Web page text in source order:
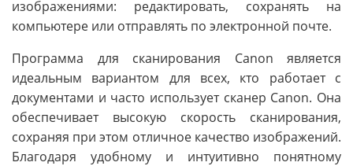
изображениями: редактировать, сохранять на
компьютере или отправлять по электронной почте.
Программа для сканирования Canon является
идеальным вариантом для всех, кто работает с
документами и часто использует сканер Canon. Она
обеспечивает высокую скорость сканирования,
сохраняя при этом отличное качество изображений.
Благодаря удобному и интуитивно понятному